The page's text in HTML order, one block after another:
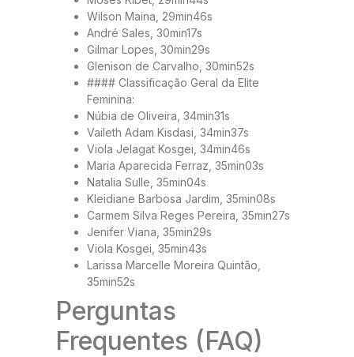
Wilson Maina, 29min46s
André Sales, 30min17s
Gilmar Lopes, 30min29s
Glenison de Carvalho, 30min52s
#### Classificação Geral da Elite
Feminina:
Núbia de Oliveira, 34min31s
Vaileth Adam Kisdasi, 34min37s
Viola Jelagat Kosgei, 34min46s
Maria Aparecida Ferraz, 35min03s
Natalia Sulle, 35min04s
Kleidiane Barbosa Jardim, 35min08s
Carmem Silva Reges Pereira, 35min27s
Jenifer Viana, 35min29s
Viola Kosgei, 35min43s
Larissa Marcelle Moreira Quintão,
35min52s
Perguntas
Frequentes (FAQ)